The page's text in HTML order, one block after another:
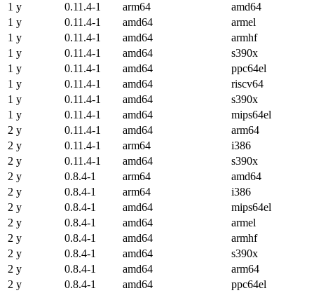
1 y
0.11.4-1 arm64
amd64
1 y
0.11.4-1 amd64
armel
1 y
0.11.4-1 amd64
armhf
1 y
0.11.4-1 amd64
s390x
1 y
0.11.4-1 amd64
ppc64el
1 y
0.11.4-1 amd64
riscv64
1 y
0.11.4-1 amd64
s390x
1 y
0.11.4-1 amd64
mips64el
2 y
0.11.4-1 amd64
arm64
2 y
0.11.4-1 arm64
i386
2 y
0.11.4-1 amd64
s390x
2 y
0.8.4-1 arm64
amd64
2 y
0.8.4-1 arm64
i386
2 y
0.8.4-1 amd64
mips64el
2 y
0.8.4-1 amd64
armel
2 y
0.8.4-1 amd64
armhf
2 y
0.8.4-1 amd64
s390x
2 y
0.8.4-1 amd64
arm64
2 y
0.8.4-1 amd64
ppc64el